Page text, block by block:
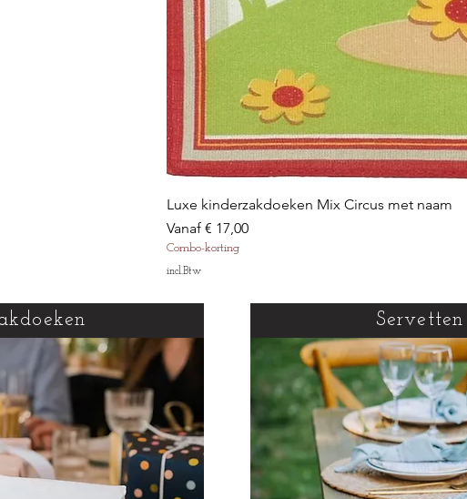
Luxe kinderzakdoeken Mix Circus met naam
Vanaf € 17,00
Verkoopprijs
Combo-korting
incl.Btw
Servetten